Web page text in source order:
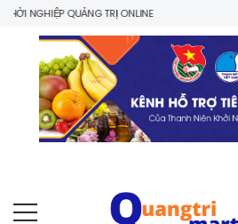
NGHIỆP QUẢNG TRỊ ONLINE